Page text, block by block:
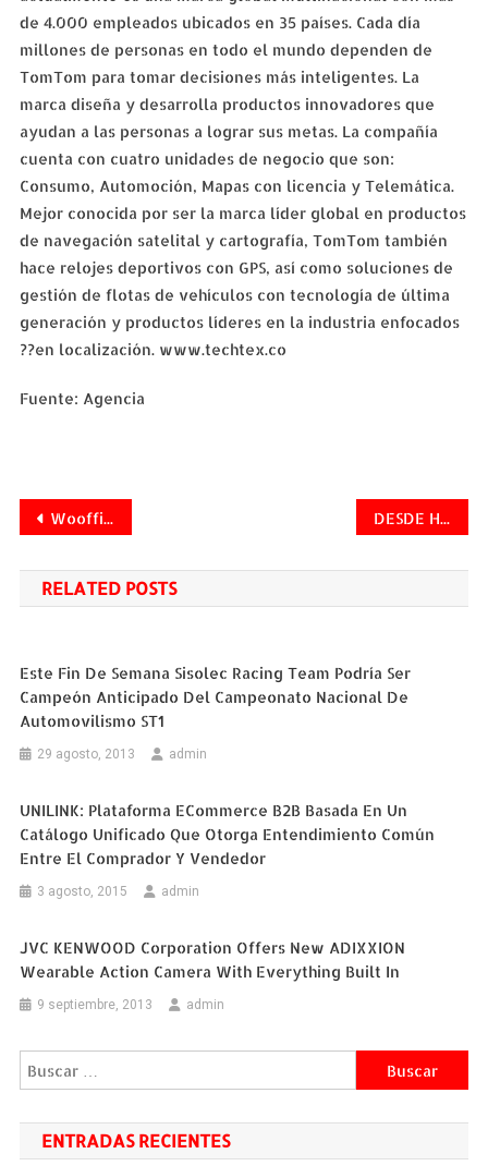
de 4.000 empleados ubicados en 35 países. Cada día
millones de personas en todo el mundo dependen de
TomTom para tomar decisiones más inteligentes. La
marca diseña y desarrolla productos innovadores que
ayudan a las personas a lograr sus metas. La compañía
cuenta con cuatro unidades de negocio que son:
Consumo, Automoción, Mapas con licencia y Telemática.
Mejor conocida por ser la marca líder global en productos
de navegación satelital y cartografía, TomTom también
hace relojes deportivos con GPS, así como soluciones de
gestión de flotas de vehículos con tecnología de última
generación y productos líderes en la industria enfocados
??en localización. www.techtex.co
Fuente: Agencia
Navegación
de
entradas
Wooffin: la aplicación que ayuda a los dueños de perros a encontrarles la pareja perfecta DESDE HOY SONY INTEGRA SUS PLATAFORMAS DIGITALES
RELATED POSTS
Este Fin De Semana Sisolec Racing Team Podría Ser
Campeón Anticipado Del Campeonato Nacional De
Automovilismo ST1
29 agosto, 2013 admin
UNILINK: Plataforma ECommerce B2B Basada En Un
Catálogo Unificado Que Otorga Entendimiento Común
Entre El Comprador Y Vendedor
3 agosto, 2015 admin
JVC KENWOOD Corporation Offers New ADIXXION
Wearable Action Camera With Everything Built In
9 septiembre, 2013 admin
Buscar:
ENTRADAS RECIENTES